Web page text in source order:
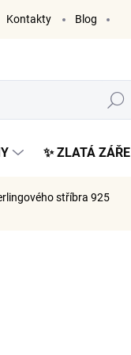
Kontakty Blog
Hledat
✨ ZLATÁ ZÁŘE
stříbra 925